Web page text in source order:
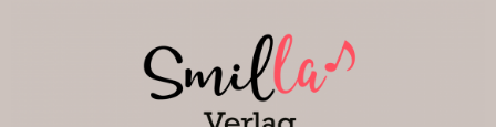
Smilla Verlag
24 Weihnachtsfantasien